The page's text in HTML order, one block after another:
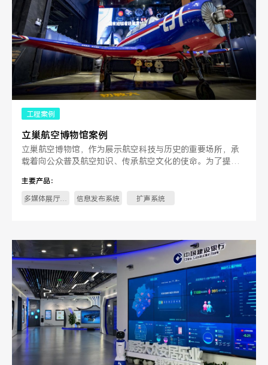
工程案例
立巢航空博物馆案例
立巢航空博物馆，作为展示航空科技与历史的重要场所，承
载着向公众普及航空知识、传承航空文化的使命。为了提升
主要产品：
多媒体展厅中
信息发布系统 扩声系统